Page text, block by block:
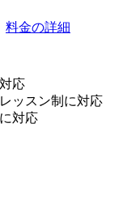
料金の詳細